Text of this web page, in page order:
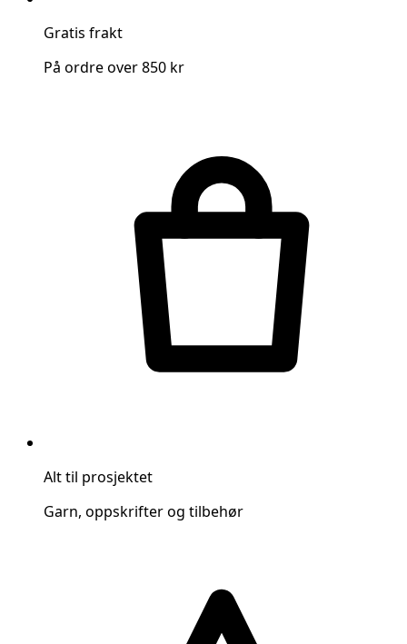
Gratis frakt
På ordre over 850 kr
Alt til prosjektet
Garn, oppskrifter og tilbehør